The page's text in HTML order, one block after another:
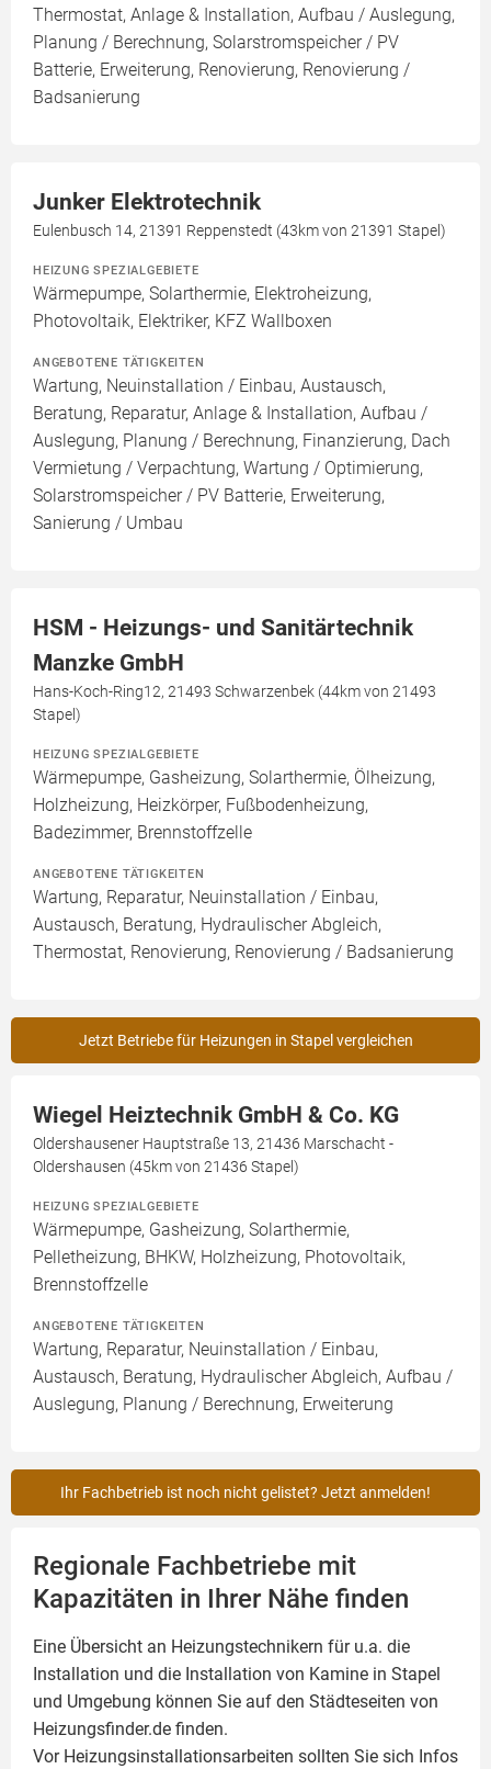
Thermostat, Anlage & Installation, Aufbau / Auslegung,
Planung / Berechnung, Solarstromspeicher / PV
Batterie, Erweiterung, Renovierung, Renovierung /
Badsanierung
Junker Elektrotechnik
Eulenbusch 14, 21391 Reppenstedt (43km von 21391 Stapel)
HEIZUNG SPEZIALGEBIETE
Wärmepumpe, Solarthermie, Elektroheizung,
Photovoltaik, Elektriker, KFZ Wallboxen
ANGEBOTENE TÄTIGKEITEN
Wartung, Neuinstallation / Einbau, Austausch,
Beratung, Reparatur, Anlage & Installation, Aufbau /
Auslegung, Planung / Berechnung, Finanzierung, Dach
Vermietung / Verpachtung, Wartung / Optimierung,
Solarstromspeicher / PV Batterie, Erweiterung,
Sanierung / Umbau
HSM - Heizungs- und Sanitärtechnik
Manzke GmbH
Hans-Koch-Ring12, 21493 Schwarzenbek (44km von 21493
Stapel)
HEIZUNG SPEZIALGEBIETE
Wärmepumpe, Gasheizung, Solarthermie, Ölheizung,
Holzheizung, Heizkörper, Fußbodenheizung,
Badezimmer, Brennstoffzelle
ANGEBOTENE TÄTIGKEITEN
Wartung, Reparatur, Neuinstallation / Einbau,
Austausch, Beratung, Hydraulischer Abgleich,
Thermostat, Renovierung, Renovierung / Badsanierung
Jetzt Betriebe für Heizungen in Stapel vergleichen
Wiegel Heiztechnik GmbH & Co. KG
Oldershausener Hauptstraße 13, 21436 Marschacht -
Oldershausen (45km von 21436 Stapel)
HEIZUNG SPEZIALGEBIETE
Wärmepumpe, Gasheizung, Solarthermie,
Pelletheizung, BHKW, Holzheizung, Photovoltaik,
Brennstoffzelle
ANGEBOTENE TÄTIGKEITEN
Wartung, Reparatur, Neuinstallation / Einbau,
Austausch, Beratung, Hydraulischer Abgleich, Aufbau /
Auslegung, Planung / Berechnung, Erweiterung
Ihr Fachbetrieb ist noch nicht gelistet? Jetzt anmelden!
Regionale Fachbetriebe mit
Kapazitäten in Ihrer Nähe finden
Eine Übersicht an Heizungstechnikern für u.a. die
Installation und die Installation von Kamine in Stapel
und Umgebung können Sie auf den Städteseiten von
Heizungsfinder.de finden.
Vor Heizungsinstallationsarbeiten sollten Sie sich Infos